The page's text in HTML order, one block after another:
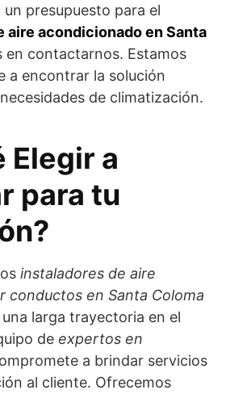
presupuesto para el
aire acondicionado en Santa
en contactarnos. Estamos
a encontrar la solución
de climatización.
Elegir a
para tu
instaladores de aire
conductos en Santa Coloma
larga trayectoria en el
de expertos en
a brindar servicios
al cliente. Ofrecemos